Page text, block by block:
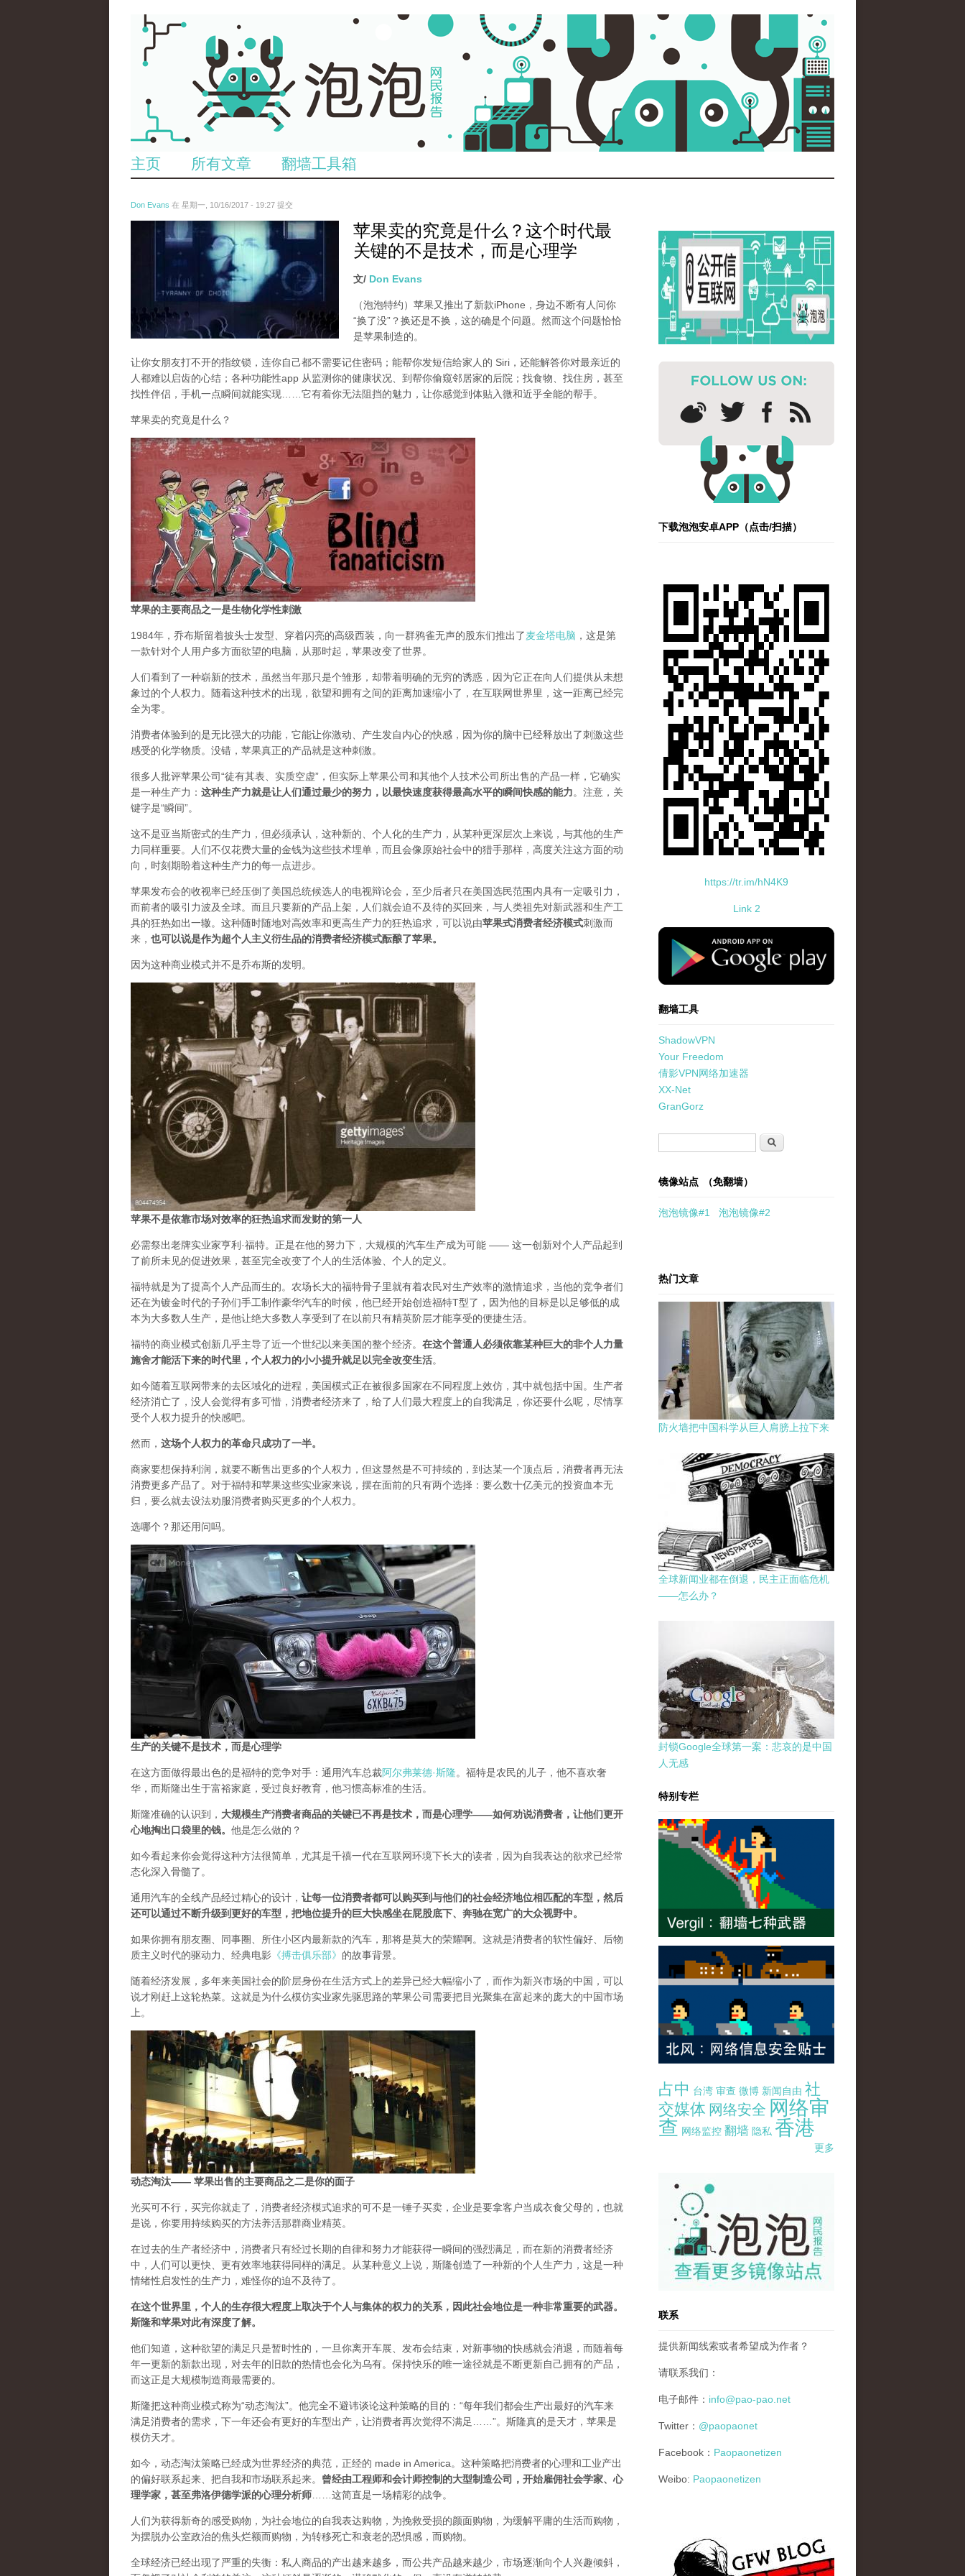
主页 所有文章 翻墙工具箱
Don Evans 在 星期一, 10/16/2017 - 19:27 提交
tou_.jpeg
苹果卖的究竟是什么？这个时代最
关键的不是技术，而是心理学
文/ Don Evans
（泡泡特约） 苹果又推出了新款iPhone，身边不断有人问你
“换了没”？换还是不换，这的确是个问题。然而这个问题恰恰
是苹果制造的。
让你女朋友打不开的指纹锁，连你自己都不需要记住密码；能帮你发短信给家人的 Siri，还能解答你对最亲近的
人都难以启齿的心结；各种功能性app 从监测你的健康状况、到帮你偷窥邻居家的后院；找食物、找住房，甚至
找性伴侣，手机一点瞬间就能实现……它有着你无法阻挡的魅力，让你感觉到体贴入微和近乎全能的帮手。
苹果卖的究竟是什么？
苹果的主要商品之一是生物化学性刺激
1984年，乔布斯留着披头士发型、穿着闪亮的高级西装，向一群鸦雀无声的股东们推出了麦金塔电脑 ，这是第
一款针对个人用户多方面欲望的电脑，从那时起，苹果改变了世界。
人们看到了一种崭新的技术，虽然当年那只是个雏形，却带着明确的无穷的诱惑， 因为它正在向人们提供从未想
象过的个人权力 。随着这种技术的出现，欲望和拥有之间的距离加速缩小了，在互联网世界里，这一距离已经完
全为零。
消费者体验到的是无比强大的功能，它能让你激动、产生发自内心的快感，因为你的脑中已经释放出了刺激这些
感受的化学物质。没错，苹果真正的产品就是这种刺激。
很多人批评苹果公司“徒有其表、实质空虚”，但实际上苹果公司和其他个人技术公司所出售的产品一样，它确实
是一种生产力： 这种生产力就是让人们通过最少的努力，以最快速度获得最高水平的瞬间快感的能力。 注意，关
键字是“瞬间”。
这不是亚当斯密式的生产力，但必须承认，这种新的、个人化的生产力，从某种更深层次上来说，与其他的生产
力同样重要。人们不仅花费大量的金钱为这些技术埋单，而且会像原始社会中的猎手那样，高度关注这方面的动
向，时刻期盼着这种生产力的每一点进步。
苹果发布会的收视率已经压倒了美国总统候选人的电视辩论会，至少后者只在美国选民范围内具有一定吸引力，
而前者的吸引力波及全球。而且只要新的产品上架，人们就会迫不及待的买回来，与人类祖先对新武器和生产工
具的狂热如出一辙。这种随时随地对高效率和更高生产力的狂热追求，可以说由苹果式消费者经济模式刺激而
来， 也可以说是作为超个人主义衍生品的消费者经济模式酝酿了苹果。
因为这种商业模式并不是乔布斯的发明。
苹果不是依靠市场对效率的狂热追求而发财的第一人
必需祭出老牌实业家亨利·福特。正是在他的努力下，大规模的汽车生产成为可能 —— 这一创新对个人产品起到
了前所未见的促进效果，甚至完全改变了个人的生活体验、个人的定义。
福特就是为了提高个人产品而生的。农场长大的福特骨子里就有着农民对生产效率的激情追求，当他的竞争者们
还在为镀金时代的子孙们手工制作豪华汽车的时候，他已经开始创造福特T型了，因为他的目标是以足够低的成
本为大多数人生产，是他让绝大多数人享受到了在以前只有精英阶层才能享受的便捷生活。
福特的商业模式创新几乎主导了近一个世纪以来美国的整个经济。 在这个普通人必须依靠某种巨大的非个人力量
施舍才能活下来的时代里，个人权力的小小提升就足以完全改变生活。
如今随着互联网带来的去区域化的进程，美国模式正在被很多国家在不同程度上效仿，其中就包括中国。生产者
经济消亡了，没人会觉得有多可惜，消费者经济来了，给了人们最大程度上的自我满足，你还要什么呢，尽情享
受个人权力提升的快感吧。
然而， 这场个人权力的革命只成功了一半。
商家要想保持利润，就要不断售出更多的个人权力，但这显然是不可持续的，到达某一个顶点后，消费者再无法
消费更多产品了。对于福特和苹果这些实业家来说，摆在面前的只有两个选择：要么数十亿美元的投资血本无
归，要么就去设法劝服消费者购买更多的个人权力。
选哪个？那还用问吗。
生产的关键不是技术，而是心理学
在这方面做得最出色的是福特的竞争对手：通用汽车总裁阿尔弗莱德·斯隆。福特是农民的儿子，他不喜欢奢
华，而斯隆出生于富裕家庭，受过良好教育，他习惯高标准的生活。
斯隆准确的认识到， 大规模生产消费者商品的关键已不再是技术，而是心理学——如何劝说消费者，让他们更开
心地掏出口袋里的钱。 他是怎么做的？
如今看起来你会觉得这种方法很简单，尤其是千禧一代在互联网环境下长大的读者，因为自我表达的欲求已经常
态化深入骨髓了。
通用汽车的全线产品经过精心的设计， 让每一位消费者都可以购买到与他们的社会经济地位相匹配的车型，然后
还可以通过不断升级到更好的车型，把地位提升的巨大快感坐在屁股底下、奔驰在宽广的大众视野中。
如果你拥有朋友圈、同事圈、所住小区内最新款的汽车，那将是莫大的荣耀啊。这就是消费者的软性偏好、后物
质主义时代的驱动力、经典电影 《搏击俱乐部》 的故事背景。
随着经济发展，多年来美国社会的阶层身份在生活方式上的差异已经大幅缩小了，而作为新兴市场的中国，可以
说才刚赶上这轮热菜。这就是为什么模仿实业家先驱思路的苹果公司需要把目光聚集在富起来的庞大的中国市场
上。
动态淘汰—— 苹果出售的主要商品之二是你的面子
光买可不行，买完你就走了，消费者经济模式追求的可不是一锤子买卖，企业是要拿客户当成衣食父母的，也就
是说，你要用持续购买的方法养活那群商业精英。
在过去的生产者经济中，消费者只有经过长期的自律和努力才能获得一瞬间的强烈满足，而在新的消费者经济
中，人们可以更快、更有效率地获得同样的满足。从某种意义上说，斯隆创造了一种新的个人生产力，这是一种
情绪性启发性的生产力，难怪你的迫不及待了。
在这个世界里，个人的生存很大程度上取决于个人与集体的权力的关系，因此社会地位是一种非常重要的武器。
斯隆和苹果对此有深度了解。
他们知道，这种欲望的满足只是暂时性的，一旦你离开车展、发布会结束，对新事物的快感就会消退，而随着每
年一更新的新款出现，对去年的旧款的热情也会化为乌有。保持快乐的唯一途径就是不断更新自己拥有的产品，
而这正是大规模制造商最需要的。
斯隆把这种商业模式称为“动态淘汰”。他完全不避讳谈论这种策略的目的：“每年我们都会生产出最好的汽车来
满足消费者的需求，下一年还会有更好的车型出产，让消费者再次觉得不满足……”。斯隆真的是天才，苹果是
模仿天才。
如今，动态淘汰策略已经成为世界经济的典范，正经的 made in America。这种策略把消费者的心理和工业产出
的偏好联系起来、把自我和市场联系起来。 曾经由工程师和会计师控制的大型制造公司，开始雇佣社会学家、心
理学家，甚至弗洛伊德学派的心理分析师 ……这简直是一场精彩的战争。
人们为获得新奇的感受购物，为社会地位的自我表达购物，为挽救受损的颜面购物，为缓解平庸的生活而购物，
为摆脱办公室政治的焦头烂额而购物，为转移死亡和衰老的恐惧感，而购物。
全球经济已经出现了严重的失衡：私人商品的产出越来越多，而公共产品越来越少，市场逐渐向个人兴趣倾斜，
下载泡泡安卓APP（点击/扫描）
https://tr.im/hN4K9
Link 2
standard-icon-googleplay-app-store.png
翻墙工具
ShadowVPN
Your Freedom
倩影VPN网络加速器
XX-Net
GranGorz
搜索
镜像站点 （免翻墙）
泡泡镜像#1 泡泡镜像#2
热门文章
防火墙把中国科学从巨人肩膀上拉下来
全球新闻业都在倒退，民主正面临危机
——怎么办？
封锁Google全球第一案：悲哀的是中国
人无感
特别专栏
占中 台湾 审查 微博 新闻自由 社
交媒体 网络安全 网络审
查 网络监控 翻墙 隐私 香港
更多
pao-pao-banner-mirror-site-120814.jpg
联系
提供新闻线索或者希望成为作者？
请联系我们：
电子邮件： info@pao-pao.net
Twitter： @paopaonet
Facebook： Paopaonetizen
Weibo: Paopaonetizen
gfw_blog_small.jpg